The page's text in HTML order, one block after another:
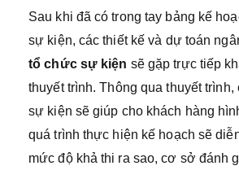
Sau khi đã có trong tay bảng kế
sự kiện, các thiết kế và dự toán
tổ chức sự kiện sẽ gặp trực tiếp
thuyết trình. Thông qua thuyết trình,
sự kiện sẽ giúp cho khách hàng
quá trình thực hiện kế hoạch sẽ
mức độ khả thi ra sao, cơ sở đánh